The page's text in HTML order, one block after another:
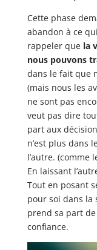
Cette phase
abandon à ce
rappeler que la
nous pouvons
dans le fait que
(mais nous les
ne sont pas
veut pas dire
part aux
n’est plus dans
l’autre. (comme
En laissant
Tout en posant
pour soi dans la
prend sa part
confiance.